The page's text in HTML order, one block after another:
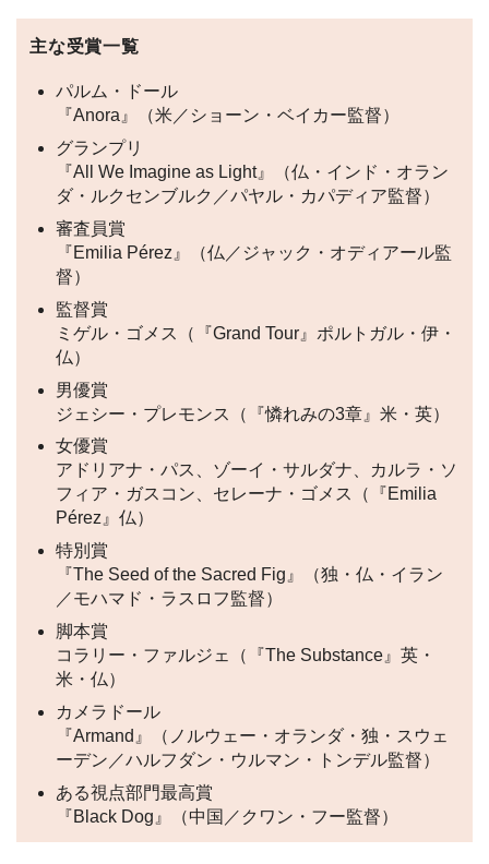
主な受賞一覧
パルム・ドール
『Anora』（米／ショーン・ベイカー監督）
グランプリ
『All We Imagine as Light』（仏・インド・オラン
ダ・ルクセンブルク／パヤル・カパディア監督）
審査員賞
『Emilia Pérez』（仏／ジャック・オディアール監
督）
監督賞
ミゲル・ゴメス（『Grand Tour』ポルトガル・伊・
仏）
男優賞
ジェシー・プレモンス（『憐れみの3章』米・英）
女優賞
アドリアナ・パス、ゾーイ・サルダナ、カルラ・ソ
フィア・ガスコン、セレーナ・ゴメス（『Emilia
Pérez』仏）
特別賞
『The Seed of the Sacred Fig』（独・仏・イラン
／モハマド・ラスロフ監督）
脚本賞
コラリー・ファルジェ（『The Substance』英・
米・仏）
カメラドール
『Armand』（ノルウェー・オランダ・独・スウェ
ーデン／ハルフダン・ウルマン・トンデル監督）
ある視点部門最高賞
『Black Dog』（中国／クワン・フー監督）